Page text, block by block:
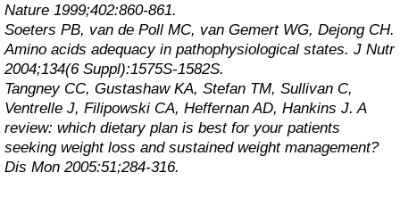
Nature 1999;402:860-861.
Soeters PB, van de Poll MC, van Gemert WG, Dejong CH.
Amino acids adequacy in pathophysiological states. J Nutr
2004;134(6 Suppl):1575S-1582S.
Tangney CC, Gustashaw KA, Stefan TM, Sullivan C,
Ventrelle J, Filipowski CA, Heffernan AD, Hankins J. A
review: which dietary plan is best for your patients
seeking weight loss and sustained weight management?
Dis Mon 2005:51;284-316.